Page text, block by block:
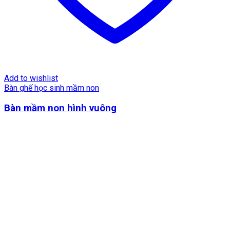
Add to wishlist
Bàn ghế học sinh mầm non
Bàn mầm non hình vuông